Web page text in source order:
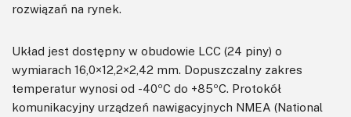
rozwiązań na rynek.
Układ jest dostępny w obudowie LCC (24 piny) o
wymiarach 16,0×12,2×2,42 mm. Dopuszczalny zakres
temperatur wynosi od -40ºC do +85ºC. Protokół
komunikacyjny urządzeń nawigacyjnych NMEA (National